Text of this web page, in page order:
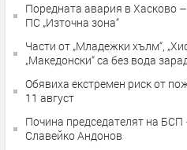
Поредната авария в Хасково
ПС „Източна зона“
Части от „Младежки хълм“,
„Македонски“ са без вода
Обявиха екстремен риск от
11 август
Почина председателят на
Славейко Андонов